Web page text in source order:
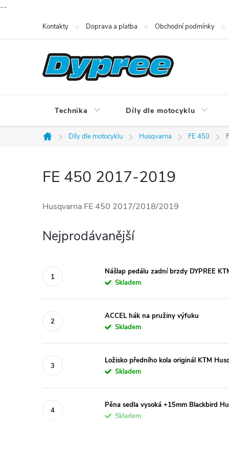
--
Kontakty Doprava a platba Obchodní podmínky
Technika Díly dle motocyklu
Domů
Díly dle motocyklu Husqvarna FE 450
FE 450 2017-2019
Husqvarna FE 450 2017/2018/2019
Nejprodávanější
Nášlap pedálu zadní brzdy DYPREE
Skladem
ACCEL hák na pružiny výfuku
Skladem
Ložisko předního kola originál KTM
Skladem
Pěna sedla vysoká +15mm Blackbird
Skladem